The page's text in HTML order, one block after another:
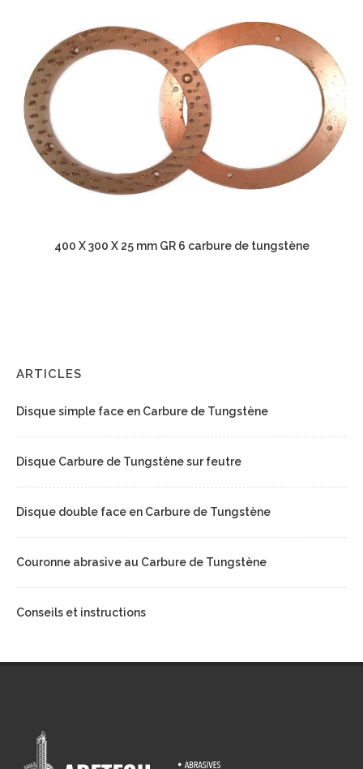
400 X 300 X 25 mm GR 6 carbure de tungstène
ARTICLES
Disque simple face en Carbure de Tungstène
Disque Carbure de Tungstène sur feutre
Disque double face en Carbure de Tungstène
Couronne abrasive au Carbure de Tungstène
Conseils et instructions